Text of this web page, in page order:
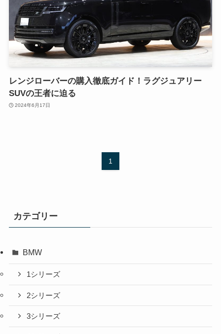
レンジローバーの購入徹底ガイド！ラグジュアリー
SUVの王者に迫る
2024年6月17日
1
カテゴリー
BMW
1シリーズ
2シリーズ
3シリーズ